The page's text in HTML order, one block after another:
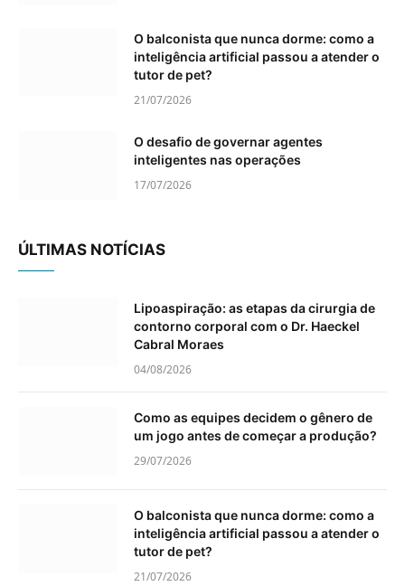
O balconista que nunca dorme: como a
inteligência artificial passou a atender o
tutor de pet?
21/07/2026
O desafio de governar agentes
inteligentes nas operações
17/07/2026
ÚLTIMAS NOTÍCIAS
Lipoaspiração: as etapas da cirurgia de
contorno corporal com o Dr. Haeckel
Cabral Moraes
04/08/2026
Como as equipes decidem o gênero de
um jogo antes de começar a produção?
29/07/2026
O balconista que nunca dorme: como a
inteligência artificial passou a atender o
tutor de pet?
21/07/2026